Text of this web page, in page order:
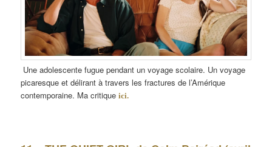
Une adolescente fugue pendant un voyage scolaire. Un voyage
picaresque et délirant à travers les fractures de l’Amérique
contemporaine. Ma critiqueici.